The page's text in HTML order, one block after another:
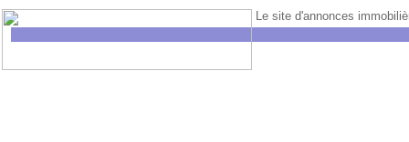
Le site d'annonces